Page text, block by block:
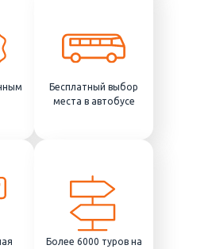
Бесплатный выбор
места в автобусе
Более 6000 туров на